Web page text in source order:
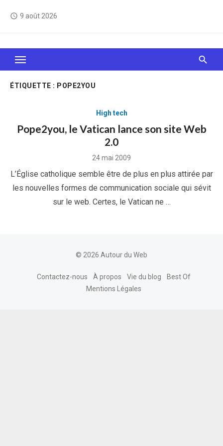
access_time 9 août 2026
Le Web, c'est comme une boîte de chocolats… On
sait jamais sur quoi on va tomber !
ÉTIQUETTE : POPE2YOU
High tech
Pope2you, le Vatican lance son site Web
2.0
Posted
24 mai 2009
L’Église catholique semble être de plus en plus attirée par
les nouvelles formes de communication sociale qui sévit
sur le web. Certes, le Vatican ne …
© 2026 Autour du Web
Contactez-nous À propos Vie du blog
Best Of
Mentions Légales